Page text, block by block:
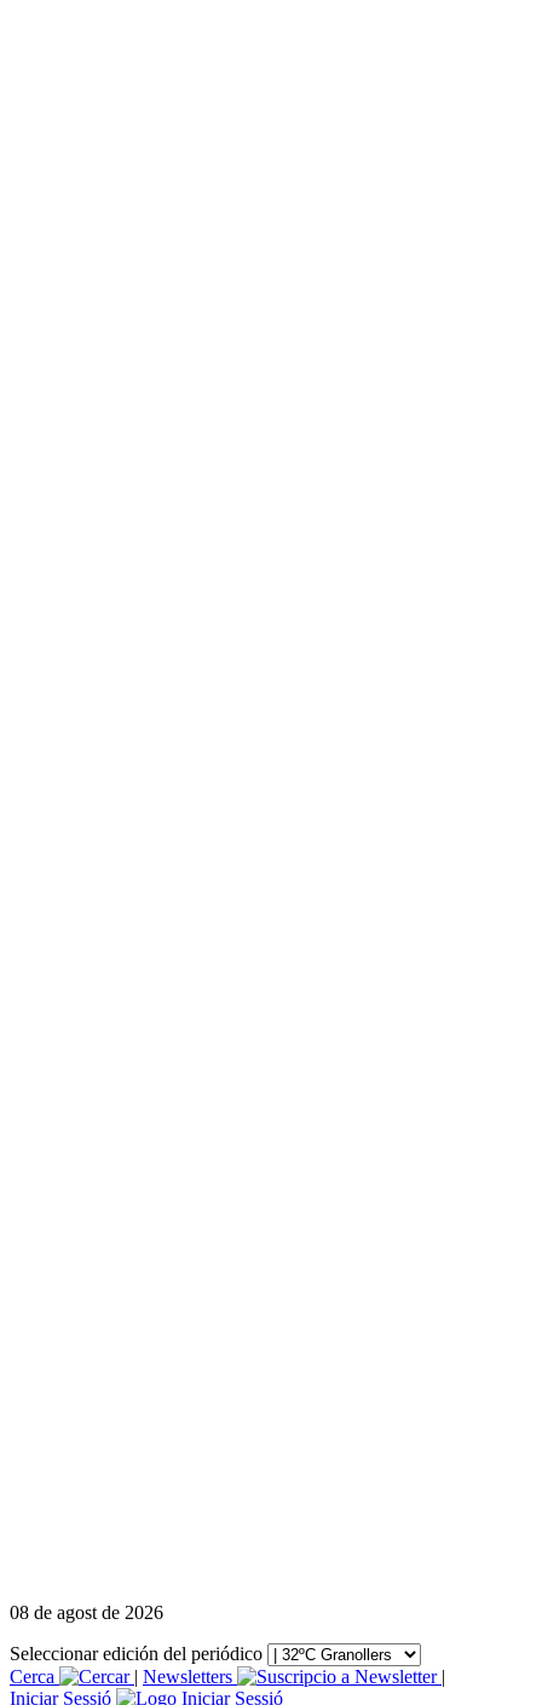
08 de agost de 2026
Seleccionar edición del periódico
Cerca
| Newsletters
|
Iniciar Sessió